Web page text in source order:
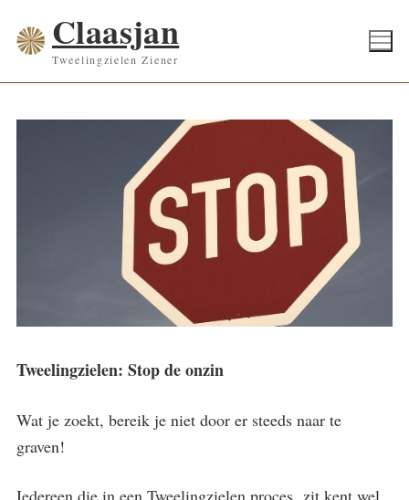
naar
Claasjan
Tweelingzielen Ziener
Tweelingzielen: Stop de onzin
Wat je zoekt, bereik je niet door er steeds naar te
graven!
Iedereen die in een Tweelingzielen proces zit kent wel